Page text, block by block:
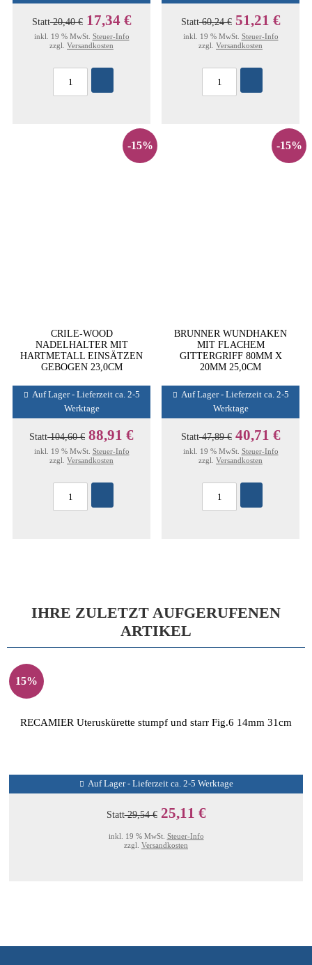
Statt20,40 € 17,34 €
inkl. 19 % MwSt. Steuer-Info
zzgl. Versandkosten
Statt60,24 € 51,21 €
inkl. 19 % MwSt. Steuer-Info
zzgl. Versandkosten
-15%
CRILE-WOOD
NADELHALTER MIT
HARTMETALL EINSÄTZEN
GEBOGEN 23,0CM
Auf Lager - Lieferzeit ca. 2-5
Werktage
Statt104,60 € 88,91 €
inkl. 19 % MwSt. Steuer-Info
zzgl. Versandkosten
-15%
BRUNNER WUNDHAKEN
MIT FLACHEM
GITTERGRIFF 80MM X
20MM 25,0CM
Auf Lager - Lieferzeit ca. 2-5
Werktage
Statt47,89 € 40,71 €
inkl. 19 % MwSt. Steuer-Info
zzgl. Versandkosten
IHRE ZULETZT AUFGERUFENEN
ARTIKEL
15%
RECAMIER Uteruskürette stumpf und starr Fig.6 14mm 31cm
Auf Lager - Lieferzeit ca. 2-5 Werktage
Statt29,54 € 25,11 €
inkl. 19 % MwSt. Steuer-Info
zzgl. Versandkosten